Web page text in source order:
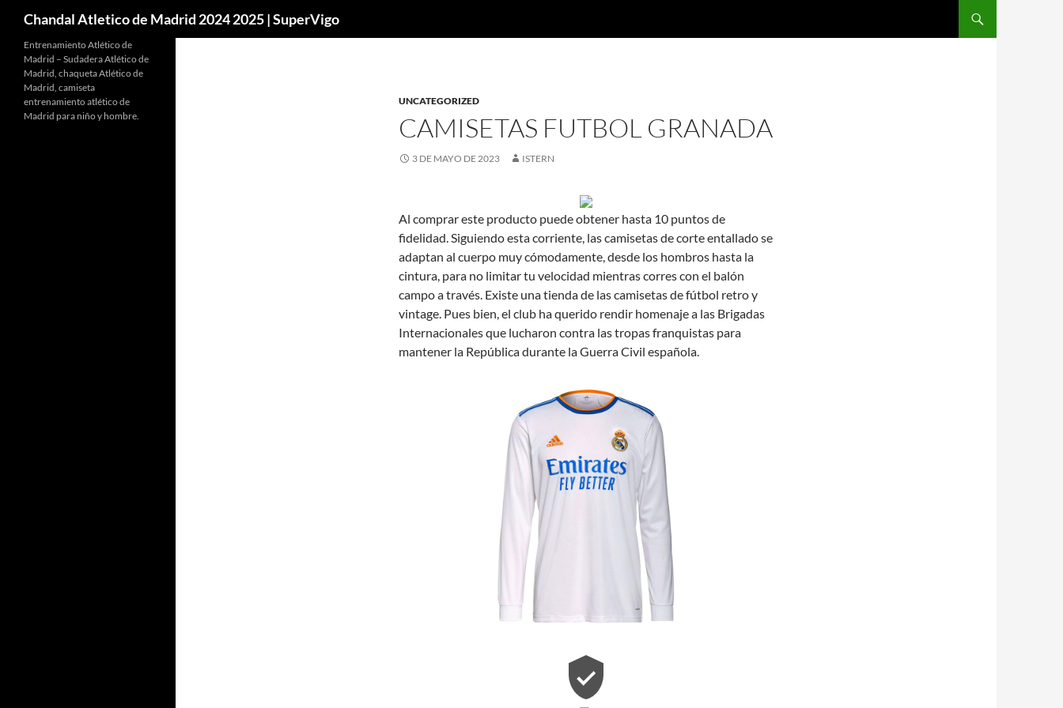
Chandal Atletico de Madrid 2024 2025 | SuperVigo
UNCATEGORIZED
CAMISETAS FUTBOL GRANADA
3 DE MAYO DE 2023 ISTERN
Al comprar este producto puede obtener hasta 10 puntos de
fidelidad. Siguiendo esta corriente, las camisetas de corte entallado se
adaptan al cuerpo muy cómodamente, desde los hombros hasta la
cintura, para no limitar tu velocidad mientras corres con el balón
campo a través. Existe una tienda de las camisetas de fútbol retro y
vintage. Pues bien, el club ha querido rendir homenaje a las Brigadas
Internacionales que lucharon contra las tropas franquistas para
mantener la República durante la Guerra Civil española.
Entrenamiento Atlético de
Madrid – Sudadera Atlético de
Madrid, chaqueta Atlético de
Madrid, camiseta
entrenamiento atlético de
Madrid para niño y hombre.